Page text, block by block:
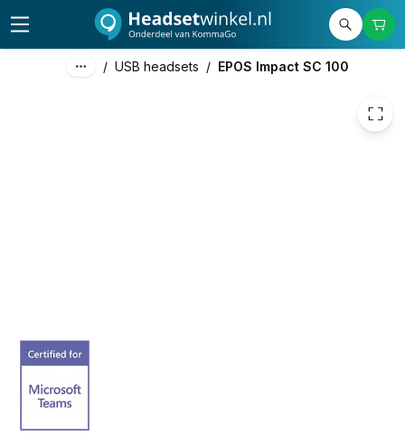
/ USB headsets / EPOS Impact SC 100
€ 42,23